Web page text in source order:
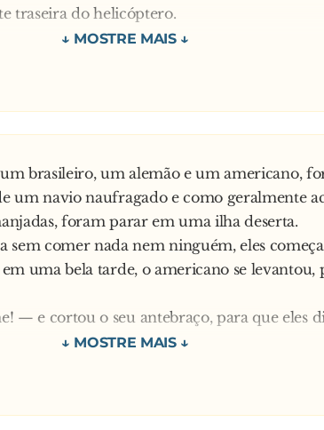
traseira do helicóptero.
numa dessas olhadas, vi que a moça estava
fazendo uns movimentos estranhos. De
para fora. Ela continuava passando a mão
brasileiro, um alemão e um americano,
um navio naufragado e como geralmente
foram parar em uma ilha deserta.
sem comer nada nem ninguém, eles
em uma bela tarde, o americano se levantou,
— e cortou o seu antebraço, para que eles
até que, depois de mais uma semana de
da madrugada, ele se levantou e gritou:
— e cortou uma fatia da sua coxa branca!